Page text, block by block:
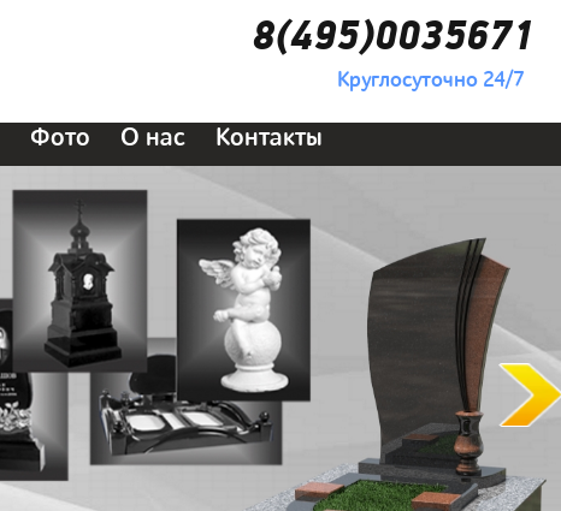
8(495)0035671
Круглосуточно 24/7
Фото О нас Контакты